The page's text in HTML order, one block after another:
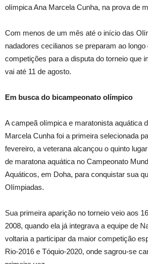
olímpica Ana Marcela Cunha, na prova de
Com menos de um mês até o início das
nadadores cecilianos se preparam ao
competições para a disputa do torneio que
vai até 11 de agosto.
Em busca do bicampeonato olímpico
A campeã olímpica e maratonista aquática
Marcela Cunha foi a primeira selecionada
fevereiro, a veterana alcançou o quinto
de maratona aquática no Campeonato
Aquáticos, em Doha, para conquistar sua
Olímpiadas.
Sua primeira aparição no torneio veio aos
2008, quando ela já integrava a equipe de
voltaria a participar da maior competição
Rio-2016 e Tóquio-2020, onde sagrou-se